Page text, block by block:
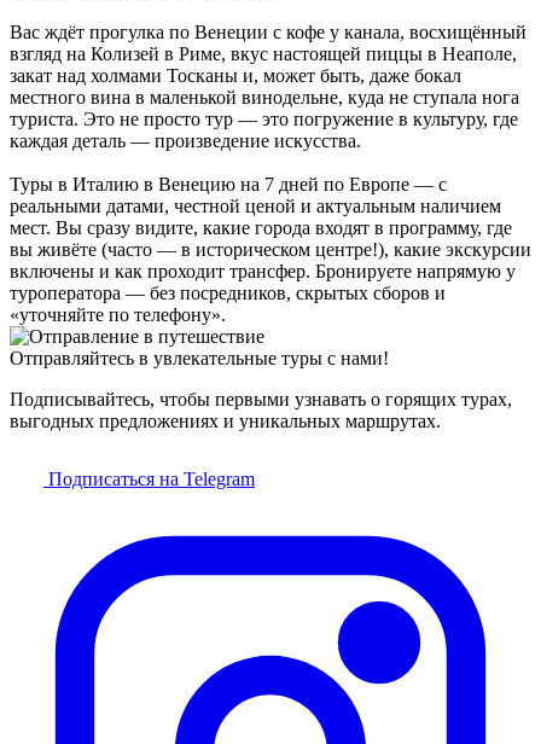
Вас ждёт прогулка по Венеции с кофе у канала, восхищённый
взгляд на Колизей в Риме, вкус настоящей пиццы в Неаполе,
закат над холмами Тосканы и, может быть, даже бокал
местного вина в маленькой винодельне, куда не ступала нога
туриста. Это не просто тур — это погружение в культуру, где
каждая деталь — произведение искусства.
Туры в Италию в Венецию на 7 дней по Европе — с
реальными датами, честной ценой и актуальным наличием
мест. Вы сразу видите, какие города входят в программу, где
вы живёте (часто — в историческом центре!), какие экскурсии
включены и как проходит трансфер. Бронируете напрямую у
туроператора — без посредников, скрытых сборов и
«уточняйте по телефону».
Отправляйтесь в увлекательные туры с нами!
Подписывайтесь, чтобы первыми узнавать о горящих турах,
выгодных предложениях и уникальных маршрутах.
Подписаться на Telegram